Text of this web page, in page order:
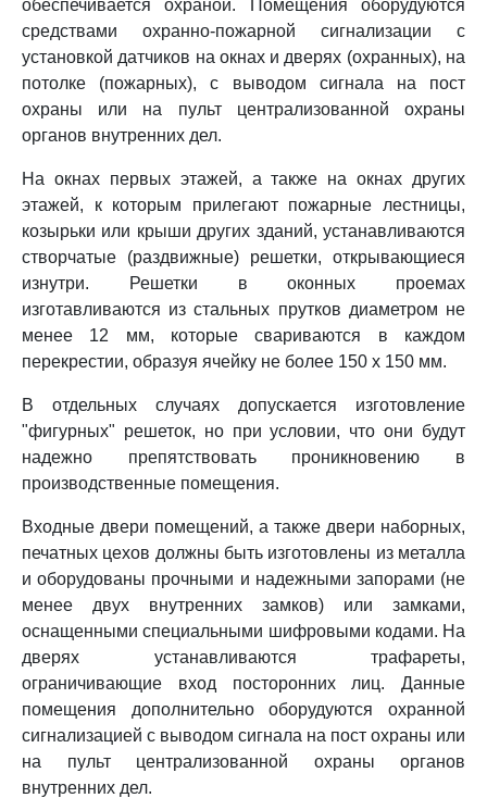
обеспечивается охраной. Помещения оборудуются
средствами охранно-пожарной сигнализации с
установкой датчиков на окнах и дверях (охранных), на
потолке (пожарных), с выводом сигнала на пост
охраны или на пульт централизованной охраны
органов внутренних дел.
На окнах первых этажей, а также на окнах других
этажей, к которым прилегают пожарные лестницы,
козырьки или крыши других зданий, устанавливаются
створчатые (раздвижные) решетки, открывающиеся
изнутри. Решетки в оконных проемах
изготавливаются из стальных прутков диаметром не
менее 12 мм, которые свариваются в каждом
перекрестии, образуя ячейку не более 150 х 150 мм.
В отдельных случаях допускается изготовление
"фигурных" решеток, но при условии, что они будут
надежно препятствовать проникновению в
производственные помещения.
Входные двери помещений, а также двери наборных,
печатных цехов должны быть изготовлены из металла
и оборудованы прочными и надежными запорами (не
менее двух внутренних замков) или замками,
оснащенными специальными шифровыми кодами. На
дверях устанавливаются трафареты,
ограничивающие вход посторонних лиц. Данные
помещения дополнительно оборудуются охранной
сигнализацией с выводом сигнала на пост охраны или
на пульт централизованной охраны органов
внутренних дел.